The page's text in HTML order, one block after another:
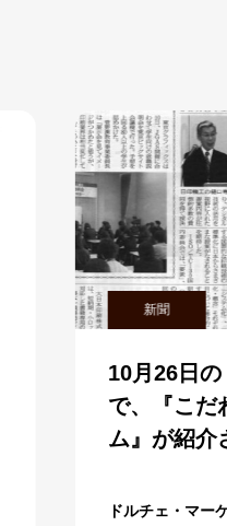
新聞
10月26日の
で、『こだ
ム』が紹介
ドルチェ・マーケ